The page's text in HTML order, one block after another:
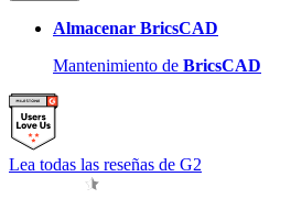
Almacenar BricsCAD
Mantenimiento de BricsCAD
Lea todas las reseñas de G2